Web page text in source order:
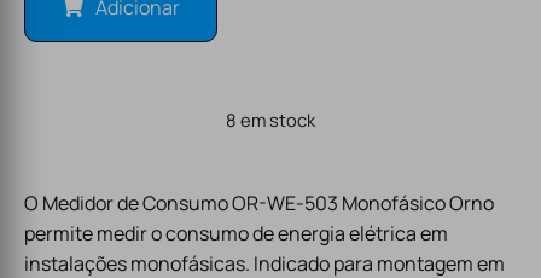
Adicionar
8 em stock
O Medidor de Consumo OR-WE-503 Monofásico Orno
permite medir o consumo de energia elétrica em
instalações monofásicas. Indicado para montagem em